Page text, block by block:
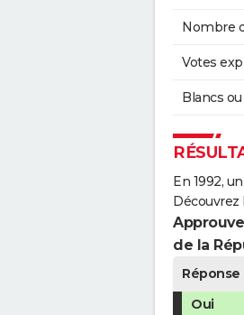
Nombre
Votes
Blancs
En 1992,
de la
Réponse
Oui